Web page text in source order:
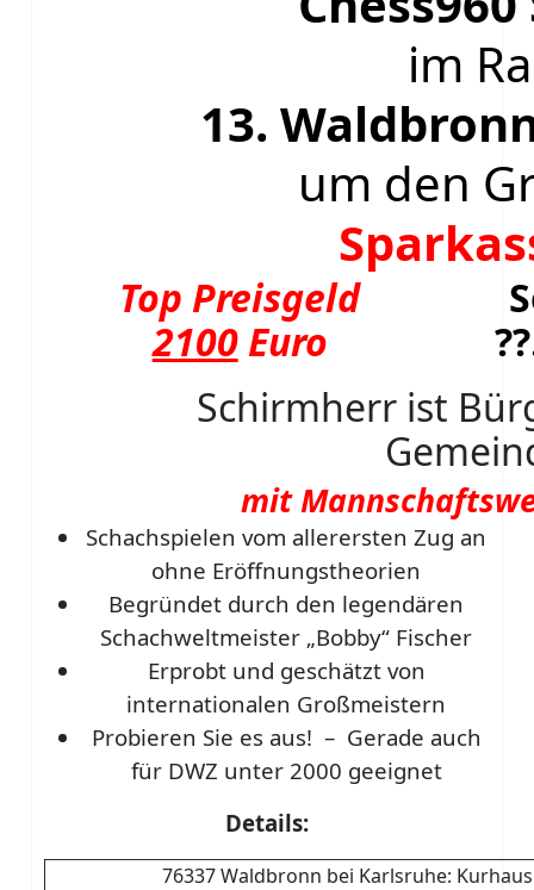
im
13.
um den
Top Preisgeld
2100Euro
Schirmherr ist
mit
Schachspielen vom allerersten Zug an
ohne Eröffnungstheorien
Begründet durch den legendären
Schachweltmeister „Bobby“ Fischer
Erprobt und geschätzt von
internationalen Großmeistern
Probieren Sie es aus! – Gerade auch
für DWZ unter 2000 geeignet
Details:
76337 Waldbronn bei Karlsruhe: